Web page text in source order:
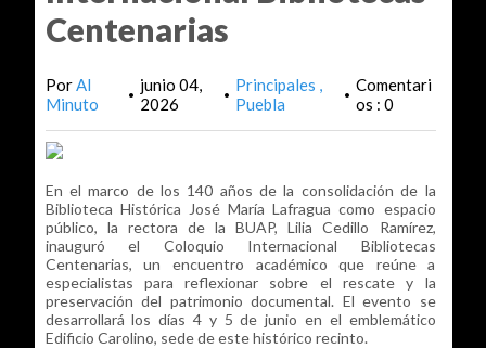
Centenarias
PorAl
Minuto
• junio 04,
2026
• Principales
Puebla
• Comentari
os : 0
En el marco de los 140 años de la consolidación de la
Biblioteca Histórica José María Lafragua como espacio
público, la rectora de la BUAP, Lilia Cedillo Ramírez,
inauguró el Coloquio Internacional Bibliotecas
Centenarias, un encuentro académico que reúne a
especialistas para reflexionar sobre el rescate y la
preservación del patrimonio documental. El evento se
desarrollará los días 4 y 5 de junio en el emblemático
Edificio Carolino, sede de este histórico recinto.